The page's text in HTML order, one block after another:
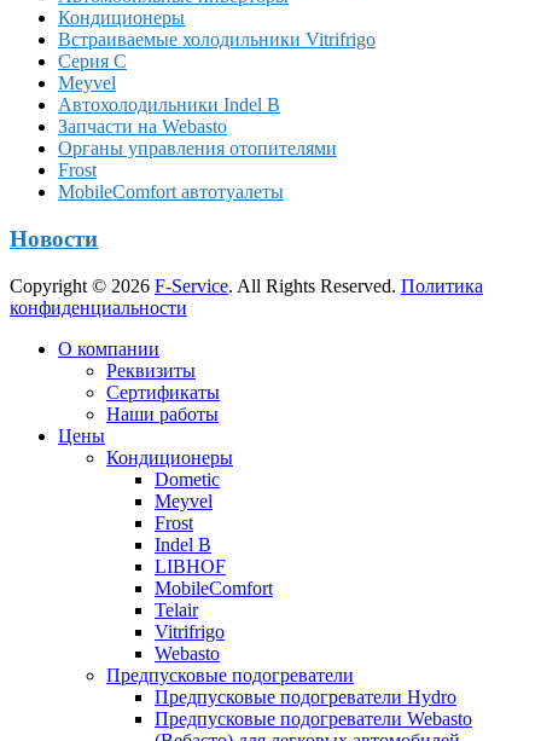
Кондиционеры
Встраиваемые холодильники Vitrifrigo
Серия C
Meyvel
Автохолодильники Indel B
Запчасти на Webasto
Органы управления отопителями
Frost
MobileComfort автотуалеты
Новости
Copyright © 2026 F-Service. All Rights Reserved. Политика
конфиденциальности
вверх
О компании
Реквизиты
Сертификаты
Наши работы
Цены
Кондиционеры
Dometic
Meyvel
Frost
Indel B
LIBHOF
MobileComfort
Telair
Vitrifrigo
Webasto
Предпусковые подогреватели
Предпусковые подогреватели Hydro
Предпусковые подогреватели Webasto